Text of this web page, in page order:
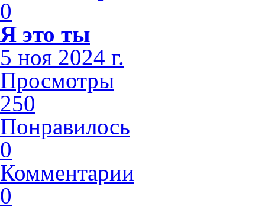
0
Я это ты
5 ноя 2024 г.
Просмотры
250
Понравилось
0
Комментарии
0